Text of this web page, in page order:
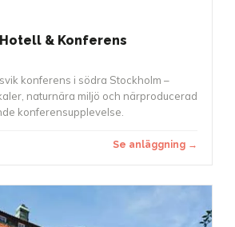
& Konferens
konferens i södra Stockholm –
naturnära miljö och närproducerad
konferensupplevelse.
Se anläggning →